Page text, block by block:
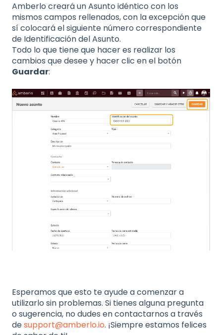
Amberlo creará un Asunto idéntico con los
mismos campos rellenados, con la excepción que
sí colocará el siguiente número correspondiente
de Identificación del Asunto.
Todo lo que tiene que hacer es realizar los
cambios que desee y hacer clic en el botón
Guardar:
Esperamos que esto te ayude a comenzar a
utilizarlo sin problemas. Si tienes alguna pregunta
o sugerencia, no dudes en contactarnos a través
desupport@amberlo.io. ¡Siempre estamos felices